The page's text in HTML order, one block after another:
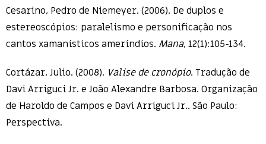
Cesarino, Pedro de Niemeyer. (2006). De duplos e
estereoscópios: paralelismo e personificação nos
cantos xamanísticos ameríndios. Mana, 12(1):105-134.
Cortázar, Julio. (2008). Valise de cronópio. Tradução de
Davi Arriguci Jr. e João Alexandre Barbosa. Organização
de Haroldo de Campos e Davi Arriguci Jr.. São Paulo:
Perspectiva.